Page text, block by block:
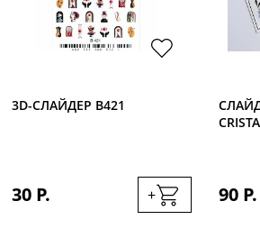
3D-CЛАЙДЕР B421
30 Р. + 90 Р.